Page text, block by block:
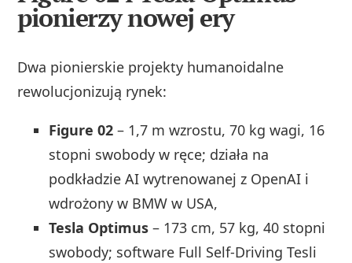
pionierzy nowej ery
Dwa pionierskie projekty humanoidalne
rewolucjonizują rynek:
Figure 02 – 1,7 m wzrostu, 70 kg wagi, 16
stopni swobody w ręce; działa na
podkładzie AI wytrenowanej z OpenAI i
wdrożony w BMW w USA,
Tesla Optimus – 173 cm, 57 kg, 40 stopni
swobody; software Full Self-Driving Tesli